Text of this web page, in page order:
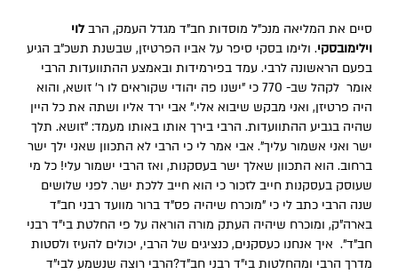
סיים את המליאה מנכ"ל מוסדות חב"ד מגדל העמק, הרבלוי
וילימובסקי. ולימו בסקי סיפר על אביו הפרטיזן, שבשנת תשכ"ב הגיע
בפעם הראשונה לרבי. עמד בפירמידות ובאמצע ההתוועדות הרבי
אומר לקהל שב- 770 כי "ישנו פה יהודי שקוראים לו ר' זושא, והוא
היה פרטיזן, ואני מבקש שיבוא אלי." אבי ירד אליו ושתה את כל היין
שהיה בגביע ההתוועדות. הרבי בירך אותו באותו מעמד: "זושא. תלך
ישר ואני אשמור עליך". אבי אמר לי כי הרבי לא התכוון שאני ילך ישר
ברחוב. הוא התכוון שאלך ישר בעסקנות, ואז הרבי ישמור עלי! כל מי
שעוסק בעסקנות חייב לזכור כי הוא חייב ללכת ישר. לפני שלושים
שנה הרבי כתב לי כי "מוכרח שיהיה פס"ד ברור מוועד רבני חב"ד
בארה"ק, ומוכרח שיהיה העתק מורה הוראה על פי החלטת בי"ד רבני
חב"ד". איך אנחנו כעסקנים, כנציגים של הרבי, יכולים להעיז ולסטות
מדרך הרבי ומהחלטות בי"ד רבני חב"ד?הרבי רוצה שנשמע לבי"ד